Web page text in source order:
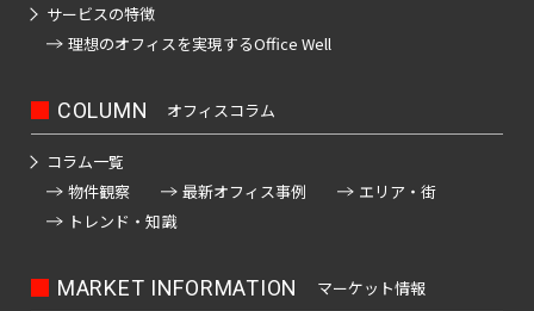
サービスの特徴
理想のオフィスを実現するOffice Well
COLUMN オフィスコラム
コラム一覧
物件観察
最新オフィス事例
エリア・街
トレンド・知識
MARKET INFORMATION マーケット情報